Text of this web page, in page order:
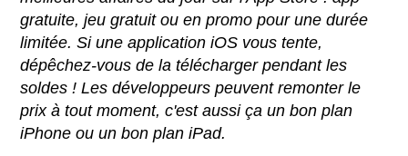
gratuite, jeu gratuit ou en promo pour une durée
limitée. Si une application iOS vous tente,
dépêchez-vous de la télécharger pendant les
soldes ! Les développeurs peuvent remonter le
prix à tout moment, c'est aussi ça un bon plan
iPhone ou un bon plan iPad.